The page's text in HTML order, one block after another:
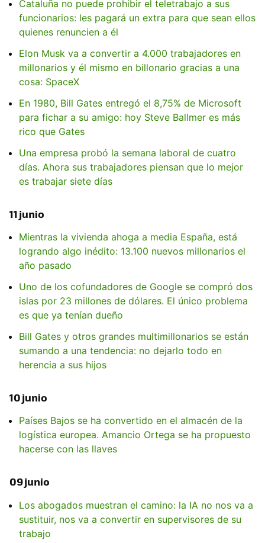
Cataluña no puede prohibir el teletrabajo a sus
funcionarios: les pagará un extra para que sean ellos
quienes renuncien a él
Elon Musk va a convertir a 4.000 trabajadores en
millonarios y él mismo en billonario gracias a una
cosa: SpaceX
En 1980, Bill Gates entregó el 8,75% de Microsoft
para fichar a su amigo: hoy Steve Ballmer es más
rico que Gates
Una empresa probó la semana laboral de cuatro
días. Ahora sus trabajadores piensan que lo mejor
es trabajar siete días
11 junio
Mientras la vivienda ahoga a media España, está
logrando algo inédito: 13.100 nuevos millonarios el
año pasado
Uno de los cofundadores de Google se compró dos
islas por 23 millones de dólares. El único problema
es que ya tenían dueño
Bill Gates y otros grandes multimillonarios se están
sumando a una tendencia: no dejarlo todo en
herencia a sus hijos
10 junio
Países Bajos se ha convertido en el almacén de la
logística europea. Amancio Ortega se ha propuesto
hacerse con las llaves
09 junio
Los abogados muestran el camino: la IA no nos va a
sustituir, nos va a convertir en supervisores de su
trabajo